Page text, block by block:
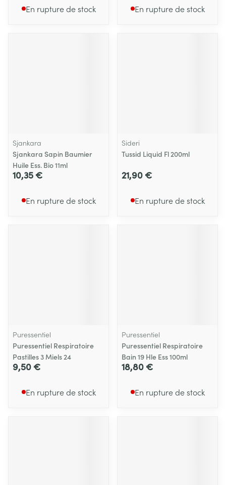
En rupture de stock En rupture de stock
Sjankara
Sjankara Sapin Baumier
Huile Ess. Bio 11ml
10,35 €
En rupture de stock
Sideri
Tussid Liquid Fl 200ml
21,90 €
En rupture de stock
Puressentiel
Puressentiel Respiratoire
Pastilles 3 Miels 24
9,50 €
En rupture de stock
Puressentiel
Puressentiel Respiratoire
Bain 19 Hle Ess 100ml
18,80 €
En rupture de stock